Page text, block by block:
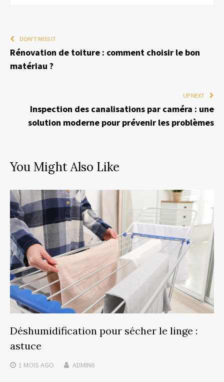
DON'T MISS IT
Rénovation de toiture : comment choisir le bon
matériau ?
UP NEXT
Inspection des canalisations par caméra : une
solution moderne pour prévenir les problèmes
You Might Also Like
Déshumidification pour sécher le linge :
astuce
1 MOIS AGO ADMIN6